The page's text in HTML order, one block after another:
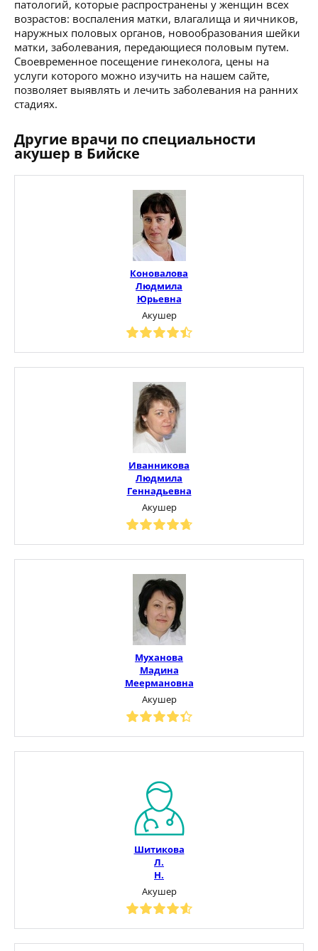
патологий, которые распространены у женщин всех
возрастов: воспаления матки, влагалища и яичников,
наружных половых органов, новообразования шейки
матки, заболевания, передающиеся половым путем.
Своевременное посещение гинеколога, цены на
услуги которого можно изучить на нашем сайте,
позволяет выявлять и лечить заболевания на ранних
стадиях.
Другие врачи по специальности
акушер в Бийске
Коновалова
Людмила
Юрьевна
Акушер
Иванникова
Людмила
Геннадьевна
Акушер
Муханова
Мадина
Меермановна
Акушер
Шитикова
Л.
Н.
Акушер